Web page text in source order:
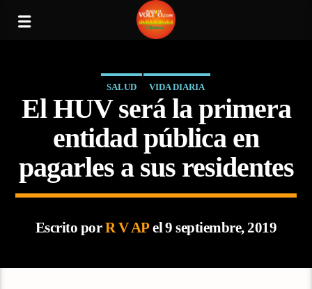
SALUD VIDA DIARIA
El HUV será la primera
entidad pública en
pagarles a sus residentes
Escrito porR V APel 9 septiembre, 2019